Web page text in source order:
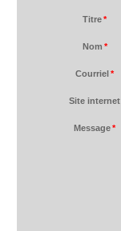
Titre *
Nom *
Courriel *
Site internet
Message *